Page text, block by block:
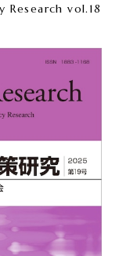
vol.18